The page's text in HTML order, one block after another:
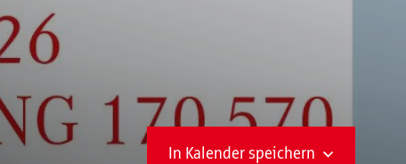
In Kalender speichern